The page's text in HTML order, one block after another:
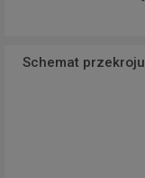
Schemat przekroju